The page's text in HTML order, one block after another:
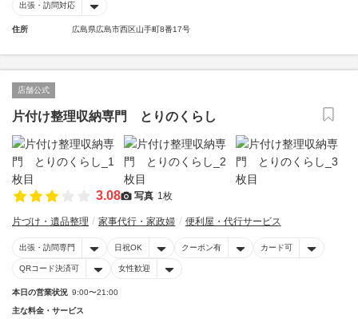
出張・訪問対応
住所 広島県広島市西区山手町8番17号
店舗公式
片付け整理収納専門 とりのくらし
3.08 写真 1枚
片づけ・遺品整理 家事代行・家政婦 便利屋・代行サービス
出張・訪問専門 日祝OK クーポン有 カード可
QRコード決済可 女性歓迎
本日の営業状況 9:00〜21:00
主な料金・サービス